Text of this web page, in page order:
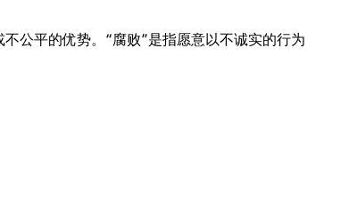
公平的优势。“腐败”是指愿意以不诚实的行为